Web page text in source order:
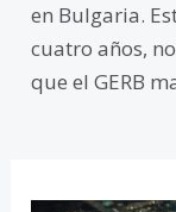
en Bulgaria.
cuatro años,
que el GERB